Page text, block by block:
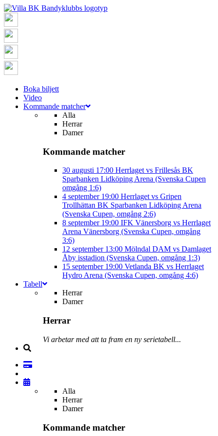
Boka biljett
Video
Kommande matcher
Alla
Herrar
Damer
Kommande matcher
30 augusti 17:00 Herrlaget vs Frillesås BK
Sparbanken Lidköping Arena (Svenska Cupen
omgång 1:6)
4 september 19:00 Herrlaget vs Gripen
Trollhättan BK Sparbanken Lidköping Arena
(Svenska Cupen, omgång 2:6)
8 september 19:00 IFK Vänersborg vs Herrlaget
Arena Vänersborg (Svenska Cupen, omgång
3:6)
12 september 13:00 Mölndal DAM vs Damlaget
Åby isstadion (Svenska Cupen, omgång 1:3)
15 september 19:00 Vetlanda BK vs Herrlaget
Hydro Arena (Svenska Cupen, omgång 4:6)
Tabell
Herrar
Damer
Herrar
Vi arbetar med att ta fram en ny serietabell...
Alla
Herrar
Damer
Kommande matcher